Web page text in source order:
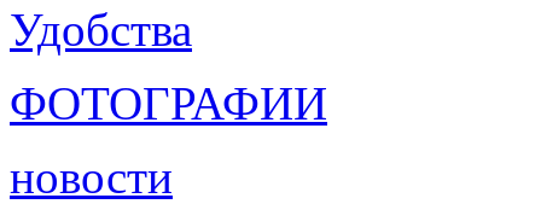
Удобства
ФОТОГРАФИИ
новости